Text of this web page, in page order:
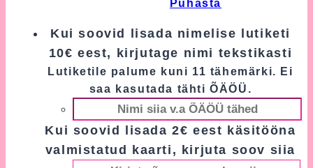
Puhasta
Kui soovid lisada nimelise lutiketi
10€ eest, kirjutage nimi tekstikasti
Lutiketile palume kuni 11 tähemärki. Ei
saa kasutada tähti ÕÄÖÜ.
Kui soovid lisada 2€ eest käsitööna
valmistatud kaarti, kirjuta soov siia